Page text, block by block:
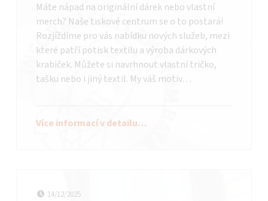
Máte nápad na originální dárek nebo vlastní
merch? Naše tiskové centrum se o to postará!
Rozjíždíme pro vás nabídku nových služeb, mezi
které patří potisk textilu a výroba dárkových
krabiček. Můžete si navrhnout vlastní tričko,
tašku nebo i jiný textil. My váš motiv…
Více informací v detailu…
Datum publikování
14/12/2025